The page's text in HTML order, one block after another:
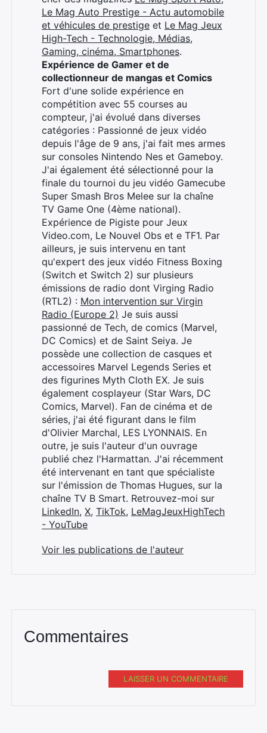
Le Mag Auto Prestige - Actu automobile
et véhicules de prestige et Le Mag Jeux
High-Tech - Technologie, Médias,
Gaming, cinéma, Smartphones.
Expérience de Gamer et de
collectionneur de mangas et Comics
Fort d'une solide expérience en
compétition avec 55 courses au
compteur, j'ai évolué dans diverses
catégories : Passionné de jeux vidéo
depuis l'âge de 9 ans, j'ai fait mes armes
sur consoles Nintendo Nes et Gameboy.
J'ai également été sélectionné pour la
finale du tournoi du jeu vidéo Gamecube
Super Smash Bros Melee sur la chaîne
TV Game One (4ème national).
Expérience de Pigiste pour Jeux
Video.com, Le Nouvel Obs et e TF1. Par
ailleurs, je suis intervenu en tant
qu'expert des jeux vidéo Fitness Boxing
(Switch et Switch 2) sur plusieurs
émissions de radio dont Virging Radio
(RTL2) : Mon intervention sur Virgin
Radio (Europe 2) Je suis aussi
passionné de Tech, de comics (Marvel,
DC Comics) et de Saint Seiya. Je
possède une collection de casques et
accessoires Marvel Legends Series et
des figurines Myth Cloth EX. Je suis
également cosplayeur (Star Wars, DC
Comics, Marvel). Fan de cinéma et de
séries, j'ai été figurant dans le film
d'Olivier Marchal, LES LYONNAIS. En
outre, je suis l'auteur d'un ouvrage
publié chez l'Harmattan. J'ai récemment
été intervenant en tant que spécialiste
sur l'émission de Thomas Hugues, sur la
chaîne TV B Smart. Retrouvez-moi sur
LinkedIn, X, TikTok, LeMagJeuxHighTech
- YouTube
Voir les publications de l'auteur
Commentaires
LAISSER UN COMMENTAIRE
Rechercher